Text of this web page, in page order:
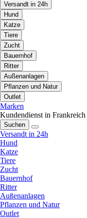
Versandt in 24h
Hund
Katze
Tiere
Zucht
Bauernhof
Ritter
Außenanlagen
Pflanzen und Natur
Outlet
Marken
Kundendienst in Frankreich
Suchen
Versandt in 24h
Hund
Katze
Tiere
Zucht
Bauernhof
Ritter
Außenanlagen
Pflanzen und Natur
Outlet